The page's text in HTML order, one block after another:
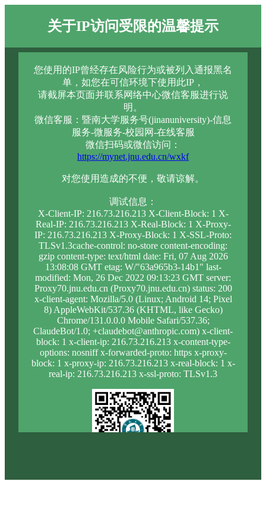
关于IP访问受限的温馨提示
您使用的IP曾经存在风险行为或被列入通报黑名
单，如您在可信环境下使用此IP，
请截屏本页面并联系网络中心微信客服进行说
明。
微信客服：暨南大学服务号(jinanuniversity)-信息
服务-微服务-校园网-在线客服
微信扫码或微信访问：
https://mynet.jnu.edu.cn/wxkf
对您使用造成的不便，敬请谅解。
调试信息：
X-Client-IP: 216.73.216.213 X-Client-Block: 1 X-
Real-IP: 216.73.216.213 X-Real-Block: 1 X-Proxy-
IP: 216.73.216.213 X-Proxy-Block: 1 X-SSL-Proto:
TLSv1.3cache-control: no-store content-encoding:
gzip content-type: text/html date: Fri, 07 Aug 2026
13:08:08 GMT etag: W/"63a965b3-14b1" last-
modified: Mon, 26 Dec 2022 09:13:23 GMT server:
Proxy70.jnu.edu.cn (Proxy70.jnu.edu.cn) status: 200
x-client-agent: Mozilla/5.0 (Linux; Android 14; Pixel
8) AppleWebKit/537.36 (KHTML, like Gecko)
Chrome/131.0.0.0 Mobile Safari/537.36;
ClaudeBot/1.0; +claudebot@anthropic.com) x-client-
block: 1 x-client-ip: 216.73.216.213 x-content-type-
options: nosniff x-forwarded-proto: https x-proxy-
block: 1 x-proxy-ip: 216.73.216.213 x-real-block: 1 x-
real-ip: 216.73.216.213 x-ssl-proto: TLSv1.3